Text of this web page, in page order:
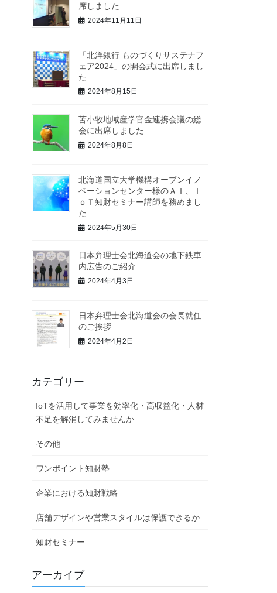
席しました
2024年11月11日
「北洋銀行 ものづくりサステナフ
ェア2024」の開会式に出席しまし
た
2024年8月15日
苫小牧地域産学官金連携会議の総
会に出席しました
2024年8月8日
北海道国立大学機構オープンイノ
ベーションセンター様のＡＩ、Ｉ
ｏＴ知財セミナー講師を務めまし
た
2024年5月30日
日本弁理士会北海道会の地下鉄車
内広告のご紹介
2024年4月3日
日本弁理士会北海道会の会長就任
のご挨拶
2024年4月2日
カテゴリー
IoTを活用して事業を効率化・高収益化・人材
不足を解消してみませんか
その他
ワンポイント知財塾
企業における知財戦略
店舗デザインや営業スタイルは保護できるか
知財セミナー
アーカイブ